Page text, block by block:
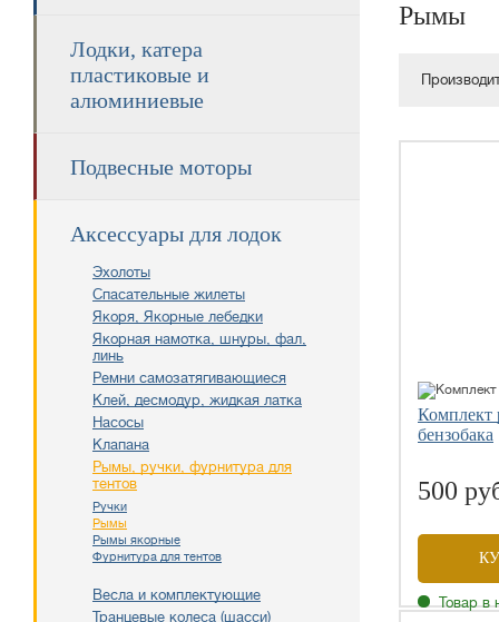
Лодки, катера
пластиковые и
алюминиевые
Подвесные моторы
Аксессуары для лодок
Эхолоты
Спасательные жилеты
Якоря, Якорные лебедки
Якорная намотка, шнуры, фал,
линь
Ремни самозатягивающиеся
Клей, десмодур, жидкая латка
Насосы
Клапана
Рымы, ручки, фурнитура для
тентов
Ручки
Рымы
Рымы якорные
Фурнитура для тентов
Весла и комплектующие
Транцевые колеса (шасси)
Рымы
Комплект
бензобака
500
Товар в